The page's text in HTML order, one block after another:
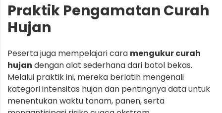
Praktik Pengamatan Curah
Hujan
Peserta juga mempelajari cara mengukur curah
hujan dengan alat sederhana dari botol bekas.
Melalui praktik ini, mereka berlatih mengenali
kategori intensitas hujan dan pentingnya data untuk
menentukan waktu tanam, panen, serta